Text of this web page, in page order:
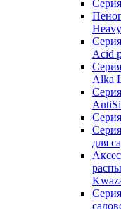
Acid
Alka
для